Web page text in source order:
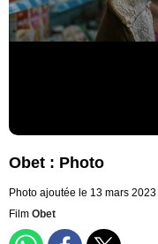
Obet : Photo
Photo ajoutée le 13 mars 2023
Film Obet